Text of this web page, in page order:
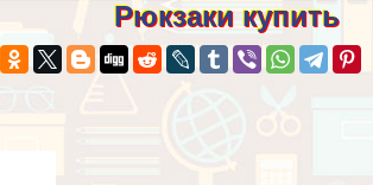
Рюкзаки купить